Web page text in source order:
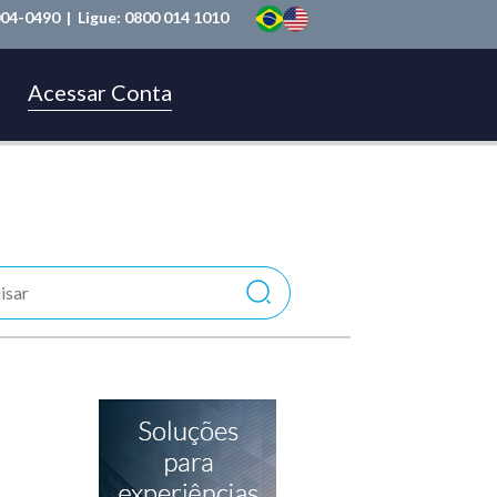
0490 | Ligue: 0800 014 1010
Acessar Conta